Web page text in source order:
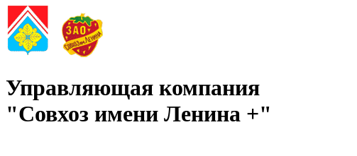
Управляющая компания
"Совхоз имени Ленина +"